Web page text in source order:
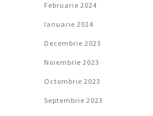
Februarie 2024
Ianuarie 2024
Decembrie 2023
Noiembrie 2023
Octombrie 2023
Septembrie 2023